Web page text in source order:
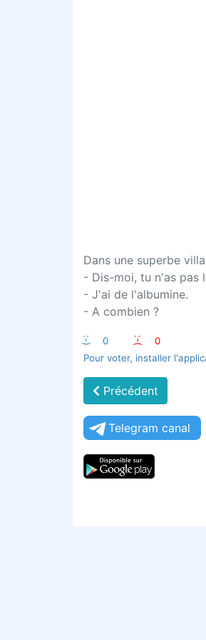
Dans une superbe
- Dis-moi, tu n'as pas
- J'ai de l'albumine.
- A combien ?
:-) 0 :-(
0
Pour voter, installer
Précédent
Telegram canal